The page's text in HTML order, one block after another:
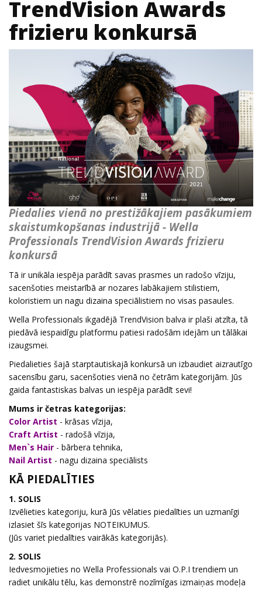
TrendVision Awards
frizieru konkursā
Piedalies vienā no prestižākajiem pasākumiem
skaistumkopšanas industrijā - Wella
Professionals TrendVision Awards frizieru
konkursā
Tā ir unikāla iespēja parādīt savas prasmes un radošo vīziju,
sacenšoties meistarībā ar nozares labākajiem stilistiem,
koloristiem un nagu dizaina speciālistiem no visas pasaules.
Wella Professionals ikgadējā TrendVision balva ir plaši atzīta, tā
piedāvā iespaidīgu platformu patiesi radošām idejām un tālākai
izaugsmei.
Piedalieties šajā starptautiskajā konkursā un izbaudiet aizrautīgo
sacensību garu, sacenšoties vienā no četrām kategorijām. Jūs
gaida fantastiskas balvas un iespēja parādīt sevi!
Mums ir četras kategorijas:
Color Artist - krāsas vīzija,
Craft Artist - radošā vīzija,
Men`s Hair - bārbera tehnika,
Nail Artist - nagu dizaina speciālists
KĀ PIEDALĪTIES
1. SOLIS
Izvēlieties kategoriju, kurā Jūs vēlaties piedalīties un uzmanīgi
izlasiet šīs kategorijas NOTEIKUMUS.
(Jūs variet piedalīties vairākās kategorijās).
2. SOLIS
Iedvesmojieties no Wella Professionals vai O.P.I trendiem un
radiet unikālu tēlu, kas demonstrē nozīmīgas izmaiņas modeļa